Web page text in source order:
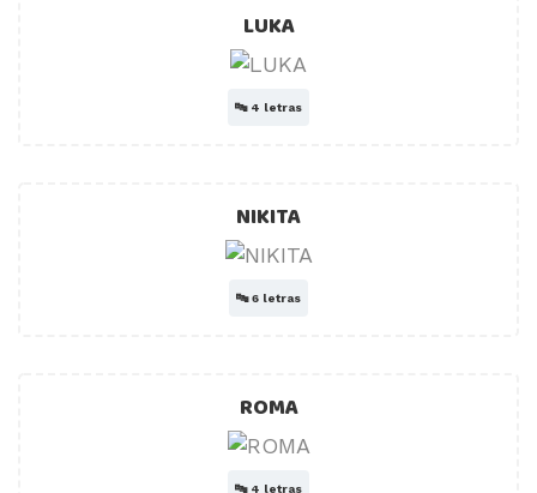
LUKA
🔤 4 letras
NIKITA
🔤6 letras
ROMA
🔤 4 letras